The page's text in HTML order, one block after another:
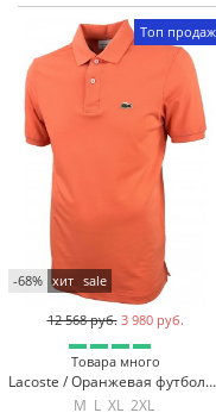
Топ продаж
-68% хит sale
12 568 руб. 3 980 руб.
Товара много
Lacoste / Оранжевая футболка поло Lacoste LC2-44
M L XL 2XL